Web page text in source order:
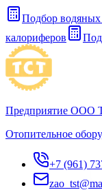
Подбор водяных
калориферов
Предприятие ООО
Отопительное
+7 (961)